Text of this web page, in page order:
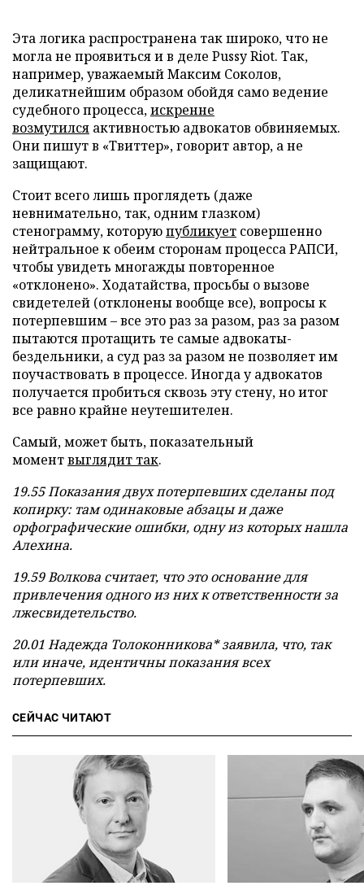
Эта логика распространена так широко, что не
могла не проявиться и в деле PussyRiot. Так,
например, уважаемый Максим Соколов,
деликатнейшим образом обойдя само ведение
судебного процесса,искренне
возмутился активностью адвокатов обвиняемых.
Они пишут в «Твиттер», говорит автор, а не
защищают.
Стоит всего лишь проглядеть (даже
невнимательно, так, одним глазком)
стенограмму, которуюпубликует совершенно
нейтральное к обеим сторонам процесса РАПСИ,
чтобы увидеть многажды повторенное
«отклонено». Ходатайства, просьбы о вызове
свидетелей (отклонены вообще все), вопросы к
потерпевшим – все это раз за разом, раз за разом
пытаются протащить те самые адвокаты-
бездельники, а суд раз за разом не позволяет им
поучаствовать в процессе. Иногда у адвокатов
получается пробиться сквозь эту стену, но итог
все равно крайне неутешителен.
Самый, может быть, показательный
моментвыглядит так.
19.55 Показания двух потерпевших сделаны под
копирку: там одинаковые абзацы и даже
орфографические ошибки, одну из которых нашла
Алехина.
19.59 Волкова считает, что это основание для
привлечения одного из них к ответственности за
лжесвидетельство.
20.01 Надежда Толоконникова* заявила, что, так
или иначе, идентичны показания всех
потерпевших.
СЕЙЧАС ЧИТАЮТ